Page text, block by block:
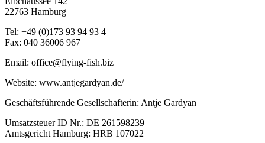
22763 Hamburg
Tel: +49 (0)173 93 94 93 4
Fax: 040 36006 967
Email: office@flying-fish.biz
Website: www.antjegardyan.de/
Geschäftsführende Gesellschafterin: Antje Gardyan
Umsatzsteuer ID Nr.: DE 261598239
Amtsgericht Hamburg: HRB 107022